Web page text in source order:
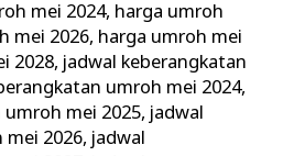
mei 2024, harga umroh
mei 2026, harga umroh mei
2028, jadwal keberangkatan
umroh mei 2024,
mei 2025, jadwal
mei 2026, jadwal